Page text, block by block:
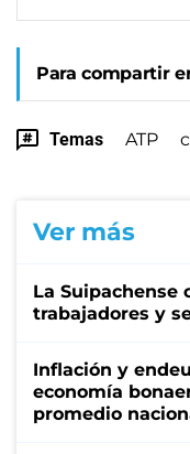
Para compartir
Temas ATP
Ver más
La Suipachense
trabajadores y
Inflación y
economía
promedio